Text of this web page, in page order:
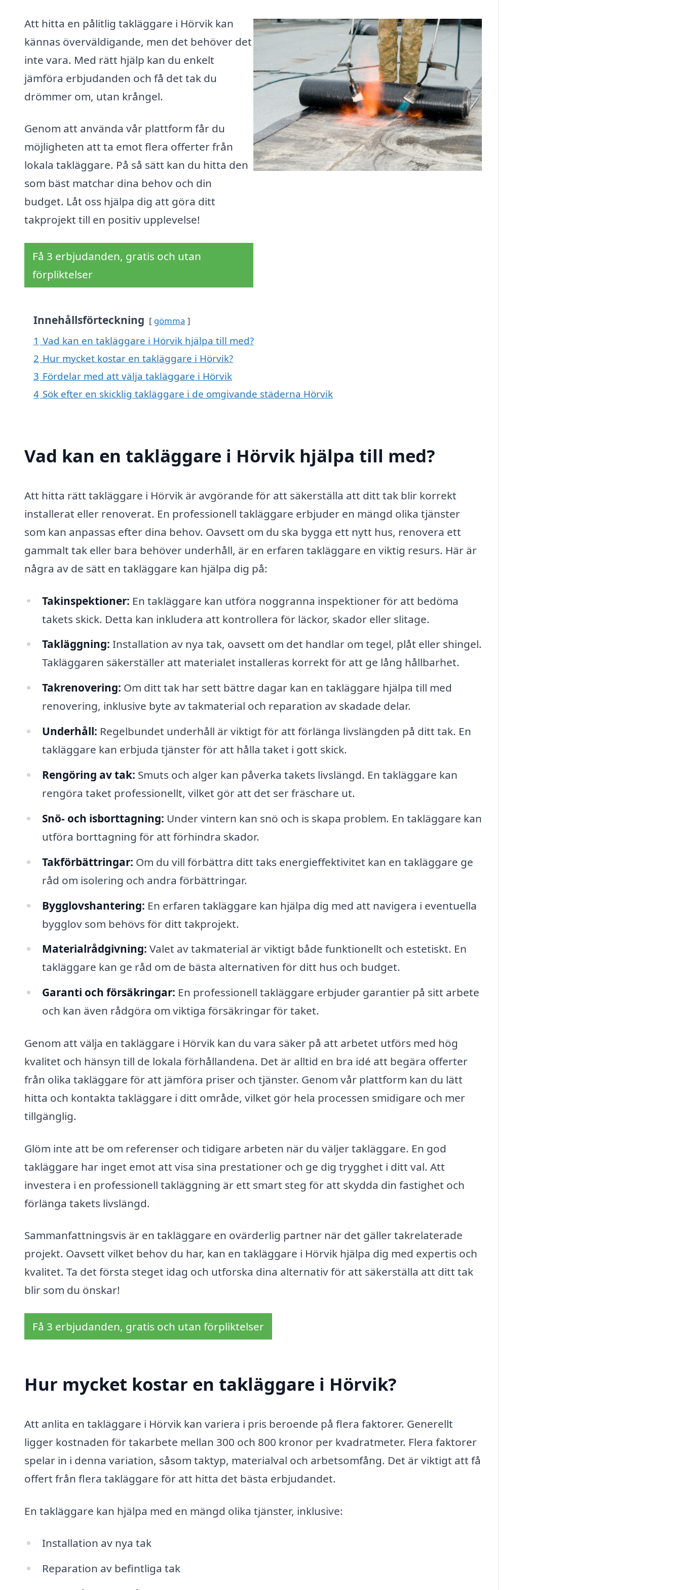
Att hitta en pålitlig takläggare i Hörvik kan
kännas överväldigande, men det behöver det
inte vara. Med rätt hjälp kan du enkelt
jämföra erbjudanden och få det tak du
drömmer om, utan krångel.
Genom att använda vår plattform får du
möjligheten att ta emot flera offerter från
lokala takläggare. På så sätt kan du hitta den
som bäst matchar dina behov och din
budget. Låt oss hjälpa dig att göra ditt
takprojekt till en positiv upplevelse!
Få 3 erbjudanden, gratis och utan
förpliktelser
Innehållsförteckning gömma
1 Vad kan en takläggare i Hörvik hjälpa till med?
2 Hur mycket kostar en takläggare i Hörvik?
3 Fördelar med att välja takläggare i Hörvik
4 Sök efter en skicklig takläggare i de omgivande städerna Hörvik
Vad kan en takläggare i Hörvik hjälpa till med?
Att hitta rätt takläggare i Hörvik är avgörande för att säkerställa att ditt tak blir korrekt
installerat eller renoverat. En professionell takläggare erbjuder en mängd olika tjänster
som kan anpassas efter dina behov. Oavsett om du ska bygga ett nytt hus, renovera ett
gammalt tak eller bara behöver underhåll, är en erfaren takläggare en viktig resurs. Här är
några av de sätt en takläggare kan hjälpa dig på:
Takinspektioner: En takläggare kan utföra noggranna inspektioner för att bedöma
takets skick. Detta kan inkludera att kontrollera för läckor, skador eller slitage.
Takläggning: Installation av nya tak, oavsett om det handlar om tegel, plåt eller shingel.
Takläggaren säkerställer att materialet installeras korrekt för att ge lång hållbarhet.
Takrenovering: Om ditt tak har sett bättre dagar kan en takläggare hjälpa till med
renovering, inklusive byte av takmaterial och reparation av skadade delar.
Underhåll: Regelbundet underhåll är viktigt för att förlänga livslängden på ditt tak. En
takläggare kan erbjuda tjänster för att hålla taket i gott skick.
Rengöring av tak: Smuts och alger kan påverka takets livslängd. En takläggare kan
rengöra taket professionellt, vilket gör att det ser fräschare ut.
Snö- och isborttagning: Under vintern kan snö och is skapa problem. En takläggare kan
utföra borttagning för att förhindra skador.
Takförbättringar: Om du vill förbättra ditt taks energieffektivitet kan en takläggare ge
råd om isolering och andra förbättringar.
Bygglovshantering: En erfaren takläggare kan hjälpa dig med att navigera i eventuella
bygglov som behövs för ditt takprojekt.
Materialrådgivning: Valet av takmaterial är viktigt både funktionellt och estetiskt. En
takläggare kan ge råd om de bästa alternativen för ditt hus och budget.
Garanti och försäkringar: En professionell takläggare erbjuder garantier på sitt arbete
och kan även rådgöra om viktiga försäkringar för taket.
Genom att välja en takläggare i Hörvik kan du vara säker på att arbetet utförs med hög
kvalitet och hänsyn till de lokala förhållandena. Det är alltid en bra idé att begära offerter
från olika takläggare för att jämföra priser och tjänster. Genom vår plattform kan du lätt
hitta och kontakta takläggare i ditt område, vilket gör hela processen smidigare och mer
tillgänglig.
Glöm inte att be om referenser och tidigare arbeten när du väljer takläggare. En god
takläggare har inget emot att visa sina prestationer och ge dig trygghet i ditt val. Att
investera i en professionell takläggning är ett smart steg för att skydda din fastighet och
förlänga takets livslängd.
Sammanfattningsvis är en takläggare en ovärderlig partner när det gäller takrelaterade
projekt. Oavsett vilket behov du har, kan en takläggare i Hörvik hjälpa dig med expertis och
kvalitet. Ta det första steget idag och utforska dina alternativ för att säkerställa att ditt tak
blir som du önskar!
Få 3 erbjudanden, gratis och utan förpliktelser
Hur mycket kostar en takläggare i Hörvik?
Att anlita en takläggare i Hörvik kan variera i pris beroende på flera faktorer. Generellt
ligger kostnaden för takarbete mellan 300 och 800 kronor per kvadratmeter. Flera faktorer
spelar in i denna variation, såsom taktyp, materialval och arbetsomfång. Det är viktigt att få
offert från flera takläggare för att hitta det bästa erbjudandet.
En takläggare kan hjälpa med en mängd olika tjänster, inklusive:
Installation av nya tak
Reparation av befintliga tak